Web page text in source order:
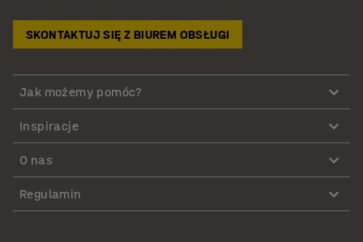
SKONTAKTUJ SIĘ Z BIUREM OBSŁUGI
Jak możemy pomóc?
Inspiracje
O nas
Regulamin